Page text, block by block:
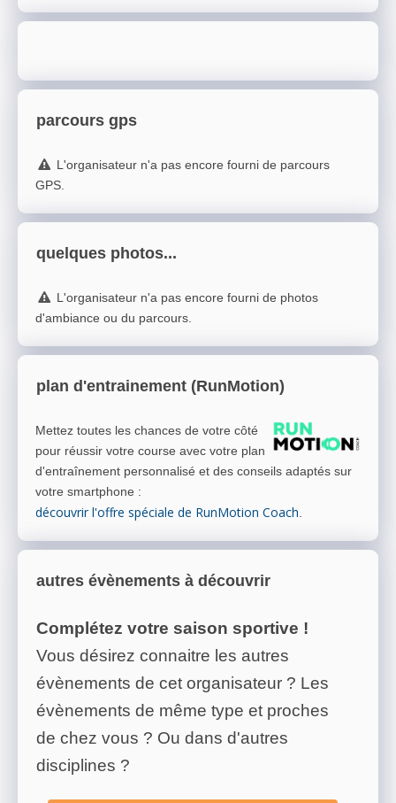
parcours gps
L'organisateur n'a pas encore fourni de parcours
GPS.
quelques photos...
L'organisateur n'a pas encore fourni de photos
d'ambiance ou du parcours.
plan d'entrainement (RunMotion)
Mettez toutes les chances de votre côté
pour réussir votre course avec votre plan
d'entraînement personnalisé et des conseils adaptés sur
votre smartphone :
découvrir l'offre spéciale de RunMotion Coach
autres évènements à découvrir
Complétez votre saison sportive !
Vous désirez connaitre les autres
évènements de cet organisateur ? Les
évènements de même type et proches
de chez vous ? Ou dans d'autres
disciplines ?